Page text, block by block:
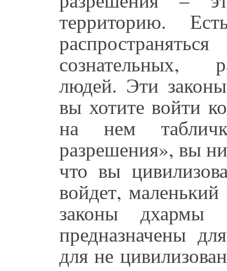
территорию.
сознательных,
людей. Эти
вы хотите войти
на нем
разрешения», вы
что вы
войдет,
законы дхармы
предназначены
для не